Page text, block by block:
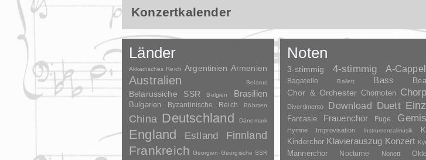
Konzertkalender
Länder
Akkadisches Reich Argentinien Armenien
Australien Belarus
Belarussiche SSR Belgien Brasilien
Bulgarien Byzantinische Reich Böhmen
China Deutschland Dänemark
England Estland Finnland
Frankreich Georgien Georgische SSR
Noten
3-stimmig 4-stimmig A-
Bagatelle Ballett Bass
Chor & Orchester Chornoten
Divertimento Download Duett
Fantasie Frauenchor Fuge
Hymne Improvisation Instrumentalmusik
Kinderchor Klavierauszug Konzert
Männerchor Nocturne Nonett